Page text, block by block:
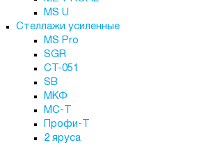
MS U
Стеллажи усиленные
MS Pro
SGR
СТ-051
SB
МКФ
МС-Т
Профи-Т
2 яруса